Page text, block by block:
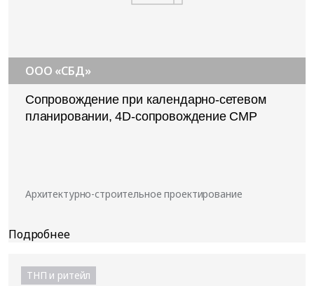
ООО «СБД»
Сопровождение при календарно-сетевом
планировании, 4D-сопровождение СМР
Архитектурно-строительное проектирование
ТНП и ритейл